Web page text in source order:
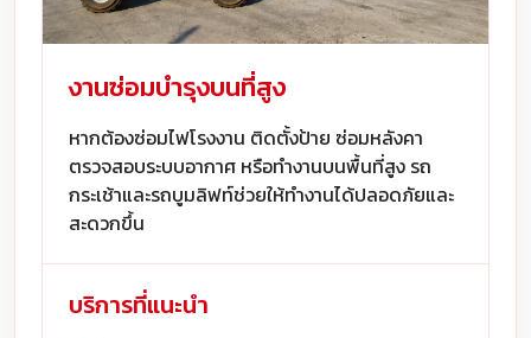
งานซ่อมบำรุงบนที่สูง
หากต้องซ่อมไฟโรงงาน ติดตั้งป้าย ซ่อมหลังคา
ตรวจสอบระบบอากาศ หรือทำงานบนพื้นที่สูง รถ
กระเช้าและรถบูมลิฟท์ช่วยให้ทำงานได้ปลอดภัยและ
สะดวกขึ้น
บริการที่แนะนำ